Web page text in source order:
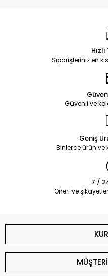
Siparişleriniz en
Güvenli ve
Geniş
Binlerce ürün
7 /
Öneri ve